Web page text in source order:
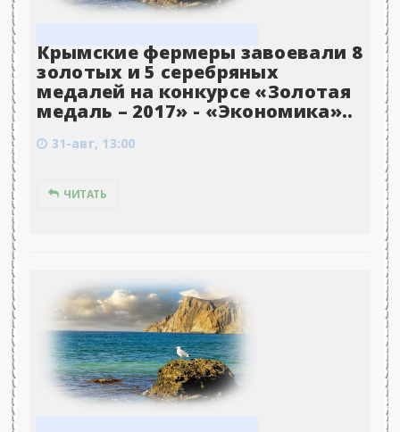
Крымские фермеры завоевали 8
золотых и 5 серебряных
медалей на конкурсе «Золотая
медаль – 2017» - «Экономика»..
31-авг, 13:00
ЧИТАТЬ